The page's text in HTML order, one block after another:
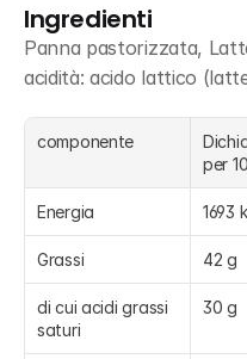
Ingredienti
Panna pastorizzata,
acidità: acido lattico
componente
per
Energia 1693
Grassi 42 g
di cui acidi grassi
saturi
30 g